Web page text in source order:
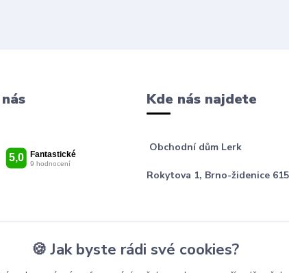
Kde nás najdete
Obchodní dům Lerk
Rokytova 1, Brno-židenice
🍪 Jak byste rádi své cookies?